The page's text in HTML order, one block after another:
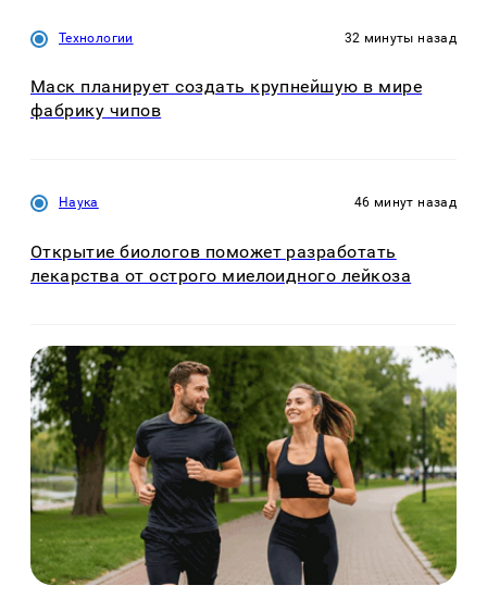
Технологии 32 минуты назад
Маск планирует создать крупнейшую в мире
фабрику чипов
Наука 46 минут назад
Открытие биологов поможет разработать
лекарства от острого миелоидного лейкоза